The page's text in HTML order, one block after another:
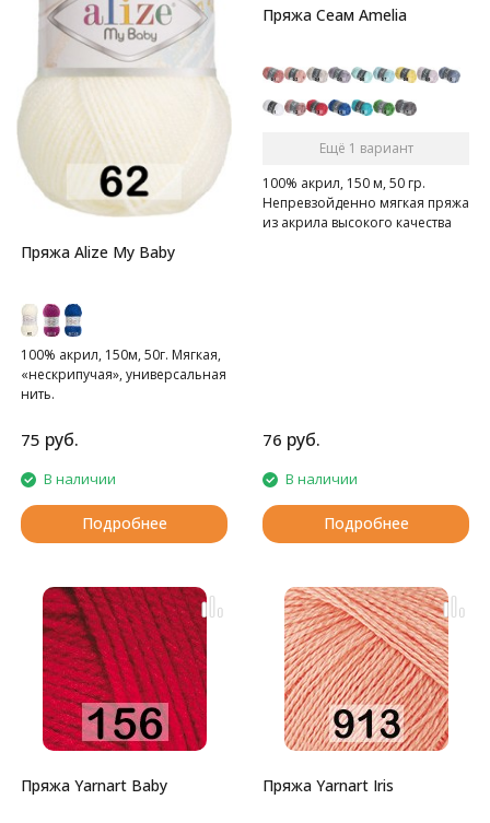
Пряжа Alize My Baby
100% акрил, 150м, 50г. Мягкая,
«нескрипучая», универсальная
нить.
75 руб.
В наличии
Подробнее
Пряжа Сеам Amelia
Ещё 1 вариант
100% акрил, 150 м, 50 гр.
Непревзойденно мягкая пряжа
из акрила высокого качества
76 руб.
В наличии
Подробнее
Пряжа Yarnart Baby Пряжа Yarnart Iris